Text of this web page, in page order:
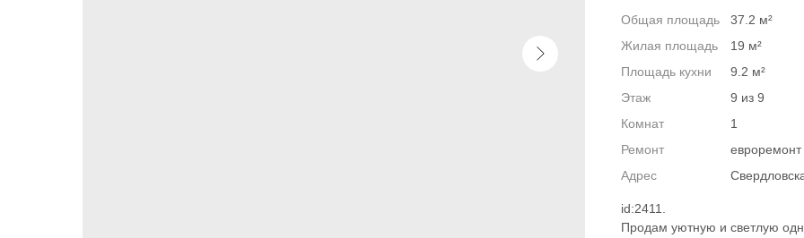
Общая площадь
37.2 м²
Жилая площадь
19 м²
Площадь кухни
9.2 м²
Этаж
9 из 9
Комнат
1
Ремонт
евроремонт
Адрес
id:2411.
Продам уютную и светлую